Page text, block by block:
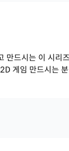
만드시는 이 시리
게임 만드시는